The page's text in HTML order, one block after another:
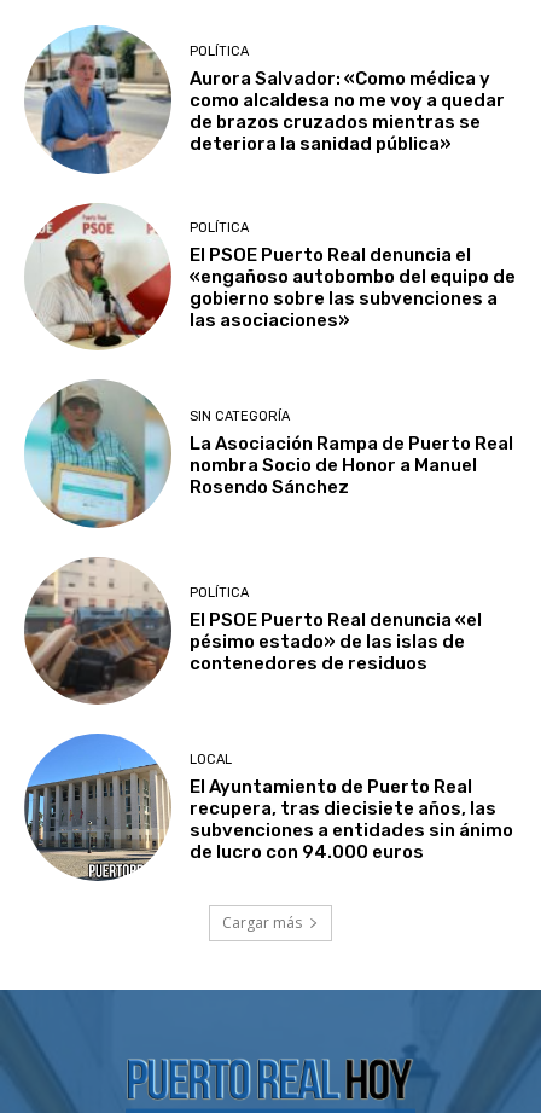
POLÍTICA
Aurora Salvador: «Como médica y
como alcaldesa no me voy a quedar
de brazos cruzados mientras se
deteriora la sanidad pública»
POLÍTICA
El PSOE Puerto Real denuncia el
«engañoso autobombo del equipo de
gobierno sobre las subvenciones a
las asociaciones»
SIN CATEGORÍA
La Asociación Rampa de Puerto Real
nombra Socio de Honor a Manuel
Rosendo Sánchez
POLÍTICA
El PSOE Puerto Real denuncia «el
pésimo estado» de las islas de
contenedores de residuos
LOCAL
El Ayuntamiento de Puerto Real
recupera, tras diecisiete años, las
subvenciones a entidades sin ánimo
de lucro con 94.000 euros
Cargar más